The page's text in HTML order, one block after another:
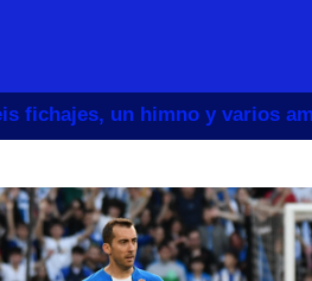
fichajes, un himno y varios